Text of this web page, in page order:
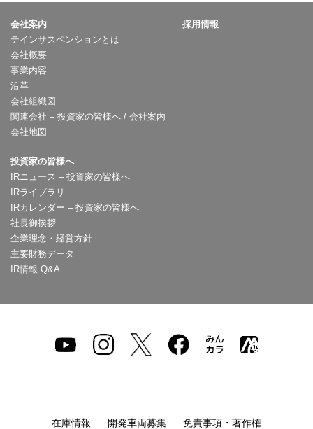
会社案内
テインサスペンションとは
会社概要
事業内容
沿革
会社組織図
関連会社 – 投資家の皆様へ / 会社案内
会社地図
採用情報
投資家の皆様へ
IRニュース – 投資家の皆様へ
IRライブラリ
IRカレンダー – 投資家の皆様へ
社長御挨拶
企業理念・経営方針
主要財務データ
IR情報 Q&A
在庫情報 開発車両募集 免責事項・著作権